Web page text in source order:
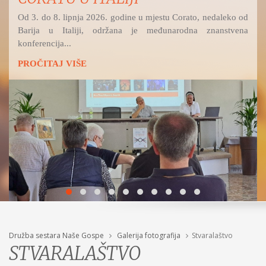
Corato, nedaleko od
znanstvena
Hrvatski katolički radio na
Božjega milosrđa prenosi svetu
Družba sestara Naše Gospe Galerija fotografija Stvaralaštvo
STVARALAŠTVO